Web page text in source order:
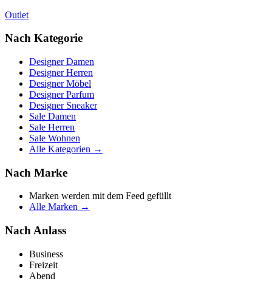
Outlet
Nach Kategorie
Designer Damen
Designer Herren
Designer Möbel
Designer Parfum
Designer Sneaker
Sale Damen
Sale Herren
Sale Wohnen
Alle Kategorien →
Nach Marke
Marken werden mit dem Feed gefüllt
Alle Marken →
Nach Anlass
Business
Freizeit
Abend